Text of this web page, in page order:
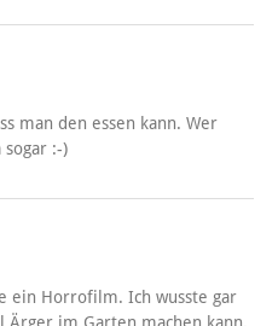
man den essen kann. Wer
:-)
ein Horrofilm. Ich wusste gar